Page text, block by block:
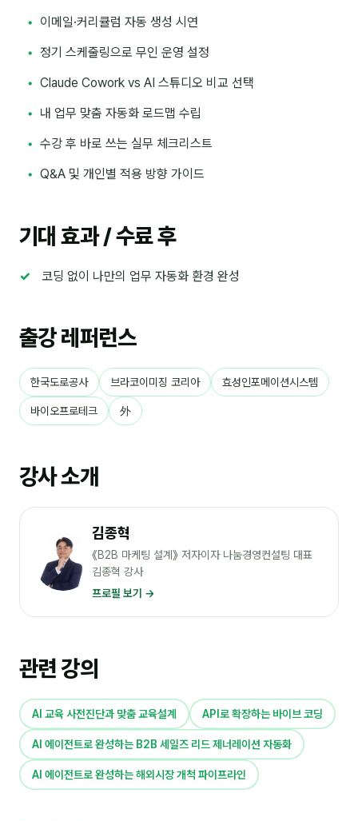
💰 교육 견적 계산기
1:1 문의
자주 묻는 질문
이메일·커리큘럼 자동 생성 시연
정기 스케줄링으로 무인 운영 설정
Claude Cowork vs AI 스튜디오 비교 선택
내 업무 맞춤 자동화 로드맵 수립
수강 후 바로 쓰는 실무 체크리스트
Q&A 및 개인별 적용 방향 가이드
기대 효과 / 수료 후
코딩 없이 나만의 업무 자동화 환경 완성
출강 레퍼런스
한국도로공사 브라코이미징 코리아 효성인포메이션시스템
바이오프로테크 外
강사 소개
김종혁
《B2B 마케팅 설계》 저자이자 나눔경영컨설팅 대표
김종혁 강사
프로필 보기 →
관련 강의
AI 교육 사전진단과 맞춤 교육설계 API로 확장하는 바이브 코딩
AI 에이전트로 완성하는 B2B 세일즈 리드 제너레이션 자동화
AI 에이전트로 완성하는 해외시장 개척 파이프라인